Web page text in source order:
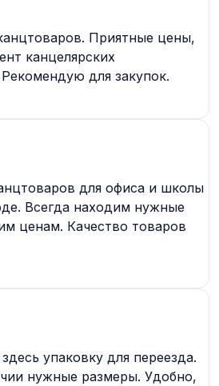
Приятные цены,
канцелярских
для закупок.
для офиса и школы
Всегда находим нужные
ценам. Качество товаров
упаковку для переезда.
нужные размеры. Удобно,